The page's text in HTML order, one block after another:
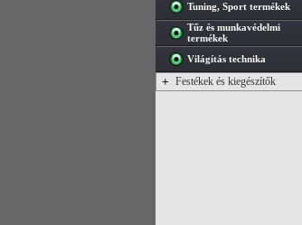
Tuning, Sport termékek
Tűz és munkavédelmi
termékek
Világítás technika
+ Festékek és kiegészítők